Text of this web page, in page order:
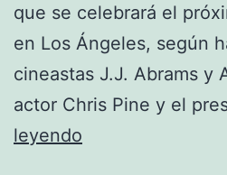
que se celebrará el
en Los Ángeles, según
cineastas J.J. Abrams y
actor Chris Pine y el
leyendo